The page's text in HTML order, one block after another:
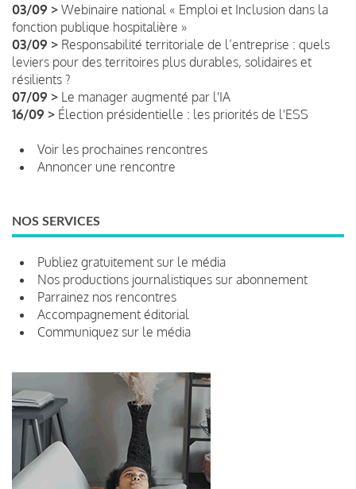
03/09 > Webinaire national « Emploi et Inclusion dans la
fonction publique hospitalière »
03/09 > Responsabilité territoriale de l’entreprise : quels
leviers pour des territoires plus durables, solidaires et
résilients ?
07/09 > Le manager augmenté par l'IA
16/09 > Élection présidentielle : les priorités de l'ESS
Voir les prochaines rencontres
Annoncer une rencontre
NOS SERVICES
Publiez gratuitement sur le média
Nos productions journalistiques sur abonnement
Parrainez nos rencontres
Accompagnement éditorial
Communiquez sur le média